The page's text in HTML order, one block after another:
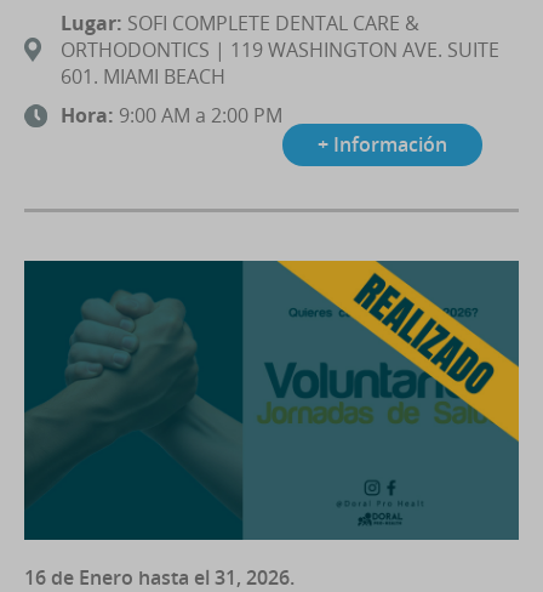
Lugar: SOFI COMPLETE DENTAL CARE &
ORTHODONTICS | 119 WASHINGTON AVE. SUITE
601. MIAMI BEACH
Hora: 9:00 AM a 2:00 PM
+ Información
16 de Enero hasta el 31, 2026.